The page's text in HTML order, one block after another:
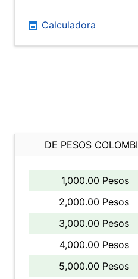
Calculadora
DE PESOS
1,000.00 Pesos
2,000.00 Pesos
3,000.00 Pesos
4,000.00 Pesos
5,000.00 Pesos